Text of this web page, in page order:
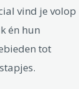
vind je volop
én hun
tot